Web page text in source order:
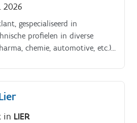
2026
gespecialiseerd in
profielen in diverse
chemie, automotive, etc.),
in regio Lier/Ranst.
in LIER